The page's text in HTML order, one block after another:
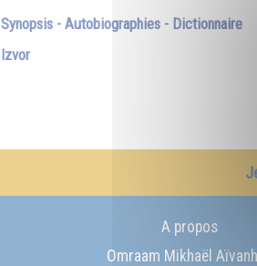
Synopsis - Autobiographies - Dictionnaire
Izvor
A propos
Omraam Mikhaël